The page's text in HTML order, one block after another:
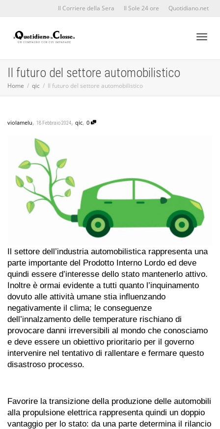
Il Corriere della Sera Il Sole 24 ore Quotidiano.net
Il futuro del settore automobilistico
Home qic Il futuro del settore automobilistico
violamelu, 18 Febbraio 2024, qic, 0
Il settore dell’industria automobilistica rappresenta una
parte importante del Prodotto Interno Lordo ed deve
quindi essere d’interesse dello stato mantenerlo attivo.
Inoltre è ormai evidente a tutti quanto l’inquinamento
dovuto alle attività umane stia influenzando
negativamente il clima; le conseguenze
dell’innalzamento delle temperature rischiano di
provocare danni irreversibili al mondo che conosciamo
e deve essere un obiettivo prioritario per il governo
intervenire nel tentativo di rallentare e fermare questo
disastroso processo.
Favorire la transizione della produzione delle automobili
alla propulsione elettrica rappresenta quindi un doppio
vantaggio per lo stato: da una parte determina il rilancio